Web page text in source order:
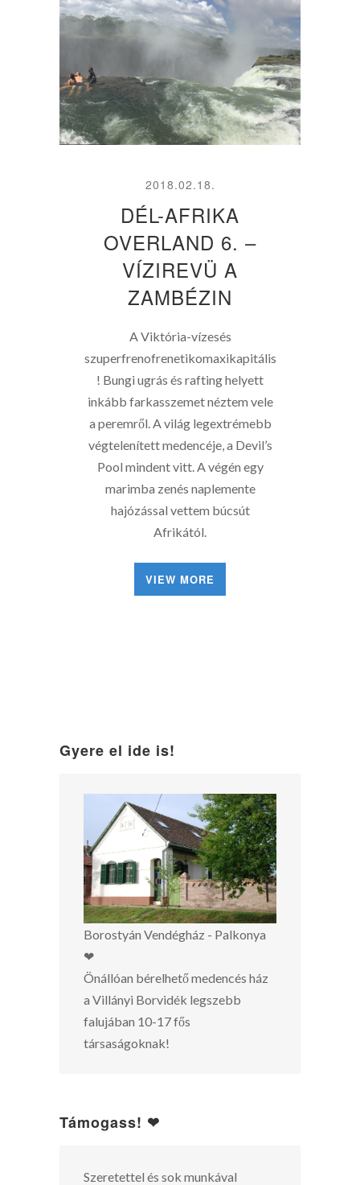
2018.02.18.
DÉL-AFRIKA
OVERLAND 6. –
VÍZIREVÜ A
ZAMBÉZIN
A Viktória-vízesés
szuperfrenofrenetikomaxikapitális
! Bungi ugrás és rafting helyett
inkább farkasszemet néztem vele
a peremről. A világ legextrémebb
végtelenített medencéje, a Devil’s
Pool mindent vitt. A végén egy
marimba zenés naplemente
hajózással vettem búcsút
Afrikától.
VIEW MORE
Gyere el ide is!
Borostyán Vendégház - Palkonya
❤
Önállóan bérelhető medencés ház
a Villányi Borvidék legszebb
falujában 10-17 fős
társaságoknak!
Támogass! ❤
Szeretettel és sok munkával